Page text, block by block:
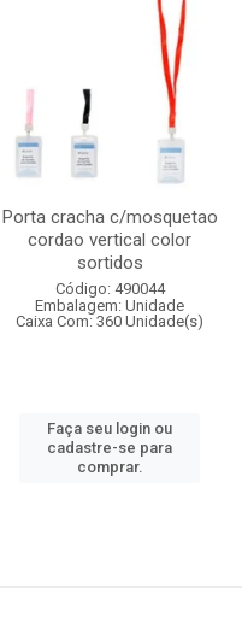
Porta cracha c/mosquetao
cordao vertical color
sortidos
Código: 490044
Embalagem: Unidade
Caixa Com: 360 Unidade(s)
Faça seu login ou
cadastre-se para
comprar.